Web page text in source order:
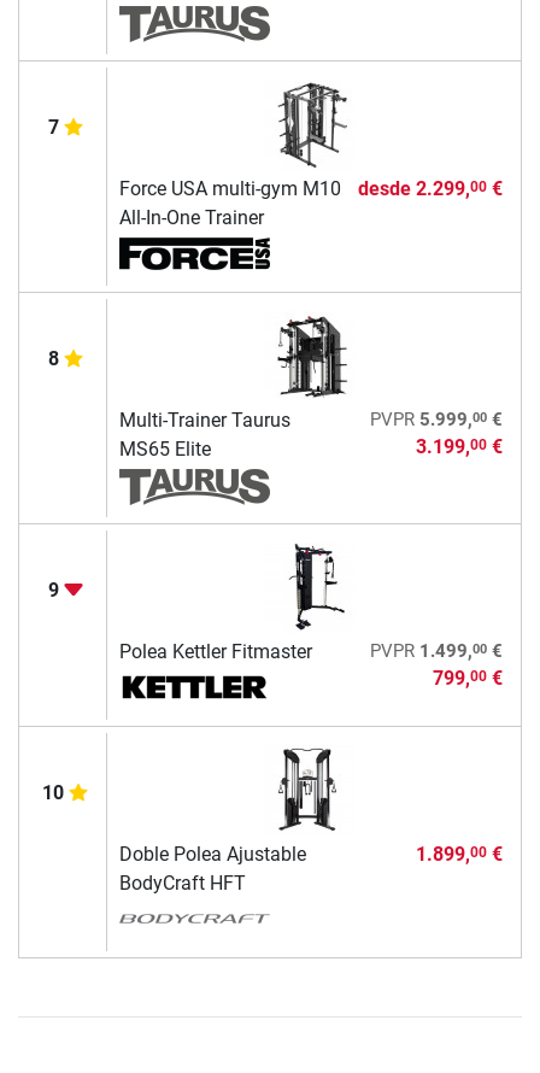
7
Force USA multi-gym M10
All-In-One Trainer
desde 2.299,00€
8
Multi-Trainer Taurus
MS65 Elite
PVPR 5.999,00€
3.199,00€
9
Polea Kettler Fitmaster PVPR 1.499,00€
799,00€
10
Doble Polea Ajustable
BodyCraft HFT
1.899,00€